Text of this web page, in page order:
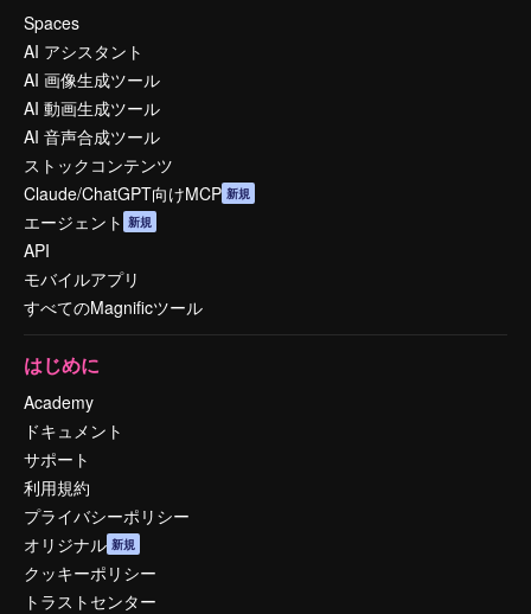
Spaces
AI アシスタント
AI 画像生成ツール
AI 動画生成ツール
AI 音声合成ツール
ストックコンテンツ
Claude/ChatGPT向けMCP 新規
エージェント 新規
API
モバイルアプリ
すべてのMagnificツール
はじめに
Academy
ドキュメント
サポート
利用規約
プライバシーポリシー
オリジナル 新規
クッキーポリシー
トラストセンター